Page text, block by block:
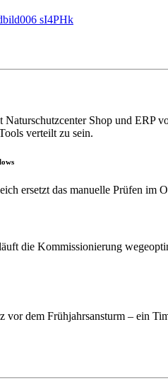
Shop und ERP
verteilt zu sein.
ersetzt das manuelle Prüfen
die Kommissionierung
dem Frühjahrsansturm – ein